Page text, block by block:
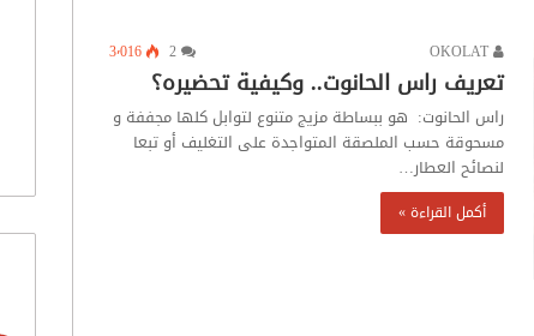
3٬016
تعريف راس الحانوت.. وكيفية تحضيره؟
راس الحانوت: هو ببساطة مزيج متنوع لتوابل كلها مجففة و
مسحوقة حسب الملصقة المتواجدة على التغليف أو تبعا
لنصائح العطار…
أكمل القراءة »